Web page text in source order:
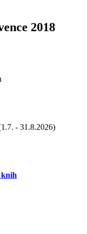
- 31.8.2026)
knih
2018